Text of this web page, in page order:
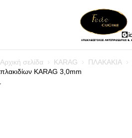
Αρχική σελίδα KARAG ΠΛΑΚΑΚΙΑ
πλακιδίων KARAG 3,0mm